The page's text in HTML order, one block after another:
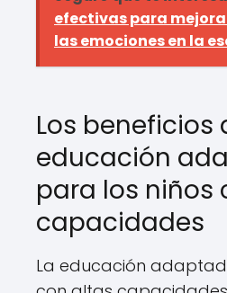
efectivas para
las emociones en la
Los beneficios
educación
para los niños
capacidades
La educación